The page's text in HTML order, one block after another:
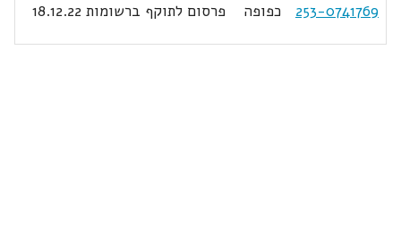
253-0741769
כפופה פרסום לתוקף ברשומות 18.12.22